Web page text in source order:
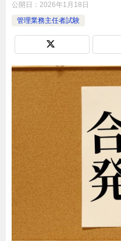
公開日： 2026年1月18日
管理業務主任者試験